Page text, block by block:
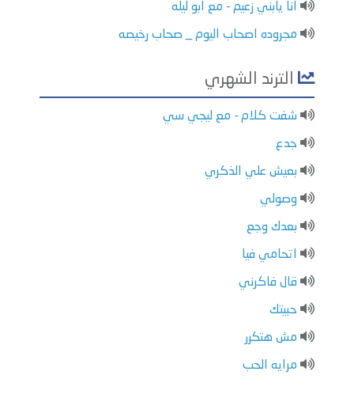
انا يابني زعيم - مع ابو ليله
مجروده اصحاب اليوم _ صحاب رخيصه
الترند الشهري
شفت كلام - مع ليجي سي
جدع
بعيش علي الذكري
وصولي
بعدك وجع
اتحامي فيا
قال فاكرني
حبيتك
مش هتكرر
مرايه الحب